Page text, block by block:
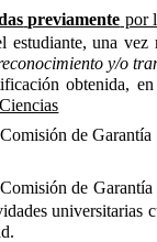
previamente por
estudiante, una vez
y/o
obtenida,
de
de
universitarias